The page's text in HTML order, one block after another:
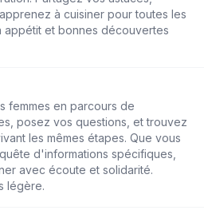
à cuisiner pour toutes les
et bonnes découvertes
femmes en parcours de
posez vos questions, et trouvez
les mêmes étapes. Que vous
d'informations spécifiques,
avec écoute et solidarité.
légère.